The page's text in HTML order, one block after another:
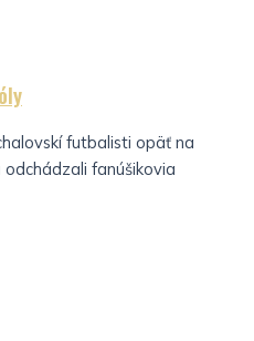
futbalisti opäť na
fanúšikovia